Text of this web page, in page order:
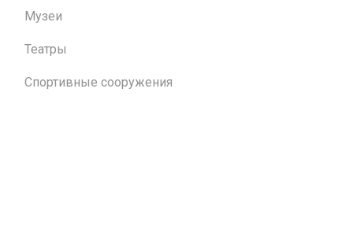
Музеи
Театры
Спортивные сооружения